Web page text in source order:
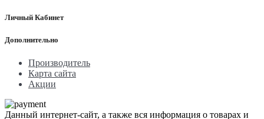
Личный Кабинет
Дополнительно
Производитель
Карта сайта
Акции
Данный интернет-сайт, а также вся информация о товарах и